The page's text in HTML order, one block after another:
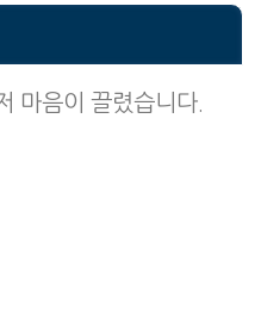
마음이 끌렸습니다.